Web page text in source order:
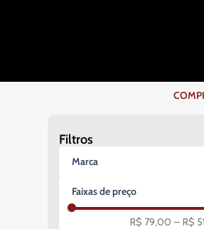
Filtros
Marca
Sem Marca
Vector Optics
Faixas de preço
R$ 79,00 – R$